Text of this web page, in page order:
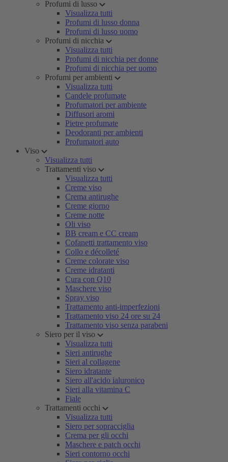
Profumi di lusso
Visualizza tutti
Profumi di lusso donna
Profumi di lusso uomo
Profumi di nicchia
Visualizza tutti
Profumi di nicchia per donne
Profumi di nicchia per uomo
Profumi per ambienti
Visualizza tutti
Candele profumate
Profumatori per ambiente
Diffusori aromi
Pietre profumate
Deodoranti per ambienti
Profumatori auto
Viso
Visualizza tutti
Trattamenti viso
Visualizza tutti
Creme viso
Crema antirughe
Creme giorno
Creme notte
Oli viso
BB cream e CC cream
Cofanetti trattamento viso
Collo e décolleté
Creme colorate viso
Creme idratanti
Cura con Q10
Maschere viso
Spray viso
Trattamento anti-imperfezioni
Trattamento viso 24 ore su 24
Trattamento viso senza parabeni
Siero per il viso
Visualizza tutti
Sieri antirughe
Sieri al collagene
Siero idratante
Siero all'acido ialuronico
Sieri alla vitamina C
Fiale
Trattamenti occhi
Visualizza tutti
Siero per sopracciglia
Crema per gli occhi
Maschere e patch occhi
Sieri contorno occhi